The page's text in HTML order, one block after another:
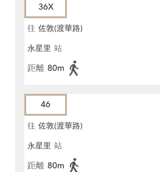
36X
往 佐敦(渡華路)
永星里 站
距離 80m
46
往 佐敦(渡華路)
永星里 站
距離 80m